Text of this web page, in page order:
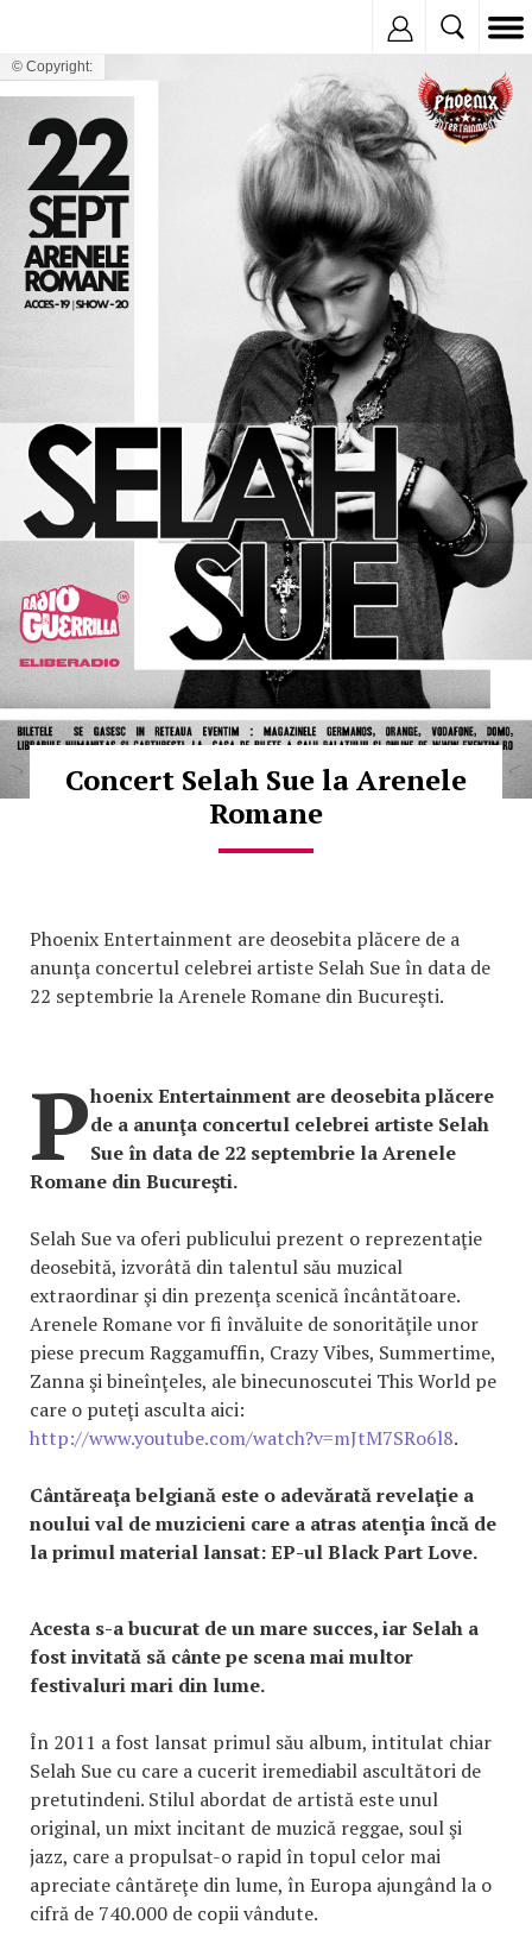
© Copyright:
Concert Selah Sue la Arenele
Romane
Phoenix Entertainment are deosebita plăcere de a
anunţa concertul celebrei artiste Selah Sue în data de
22 septembrie la Arenele Romane din Bucureşti.
Phoenix Entertainment are deosebita plăcere
de a anunţa concertul celebrei artiste Selah
Sue în data de 22 septembrie la Arenele
Romane din Bucureşti.
Selah Sue va oferi publicului prezent o reprezentaţie
deosebită, izvorâtă din talentul său muzical
extraordinar şi din prezenţa scenică încântătoare.
Arenele Romane vor fi învăluite de sonorităţile unor
piese precum Raggamuffin, Crazy Vibes, Summertime,
Zanna şi bineînţeles, ale binecunoscutei This World pe
care o puteţi asculta aici:
http://www.youtube.com/watch?v=mJtM7SRo6l8.
Cântăreaţa belgiană este o adevărată revelaţie a
noului val de muzicieni care a atras atenţia încă de
la primul material lansat: EP-ul Black Part Love.
Acesta s-a bucurat de un mare succes, iar Selah a
fost invitată să cânte pe scena mai multor
festivaluri mari din lume.
În 2011 a fost lansat primul său album, intitulat chiar
Selah Sue cu care a cucerit iremediabil ascultători de
pretutindeni. Stilul abordat de artistă este unul
original, un mixt incitant de muzică reggae, soul şi
jazz, care a propulsat-o rapid în topul celor mai
apreciate cântăreţe din lume, în Europa ajungând la o
cifră de 740.000 de copii vândute.